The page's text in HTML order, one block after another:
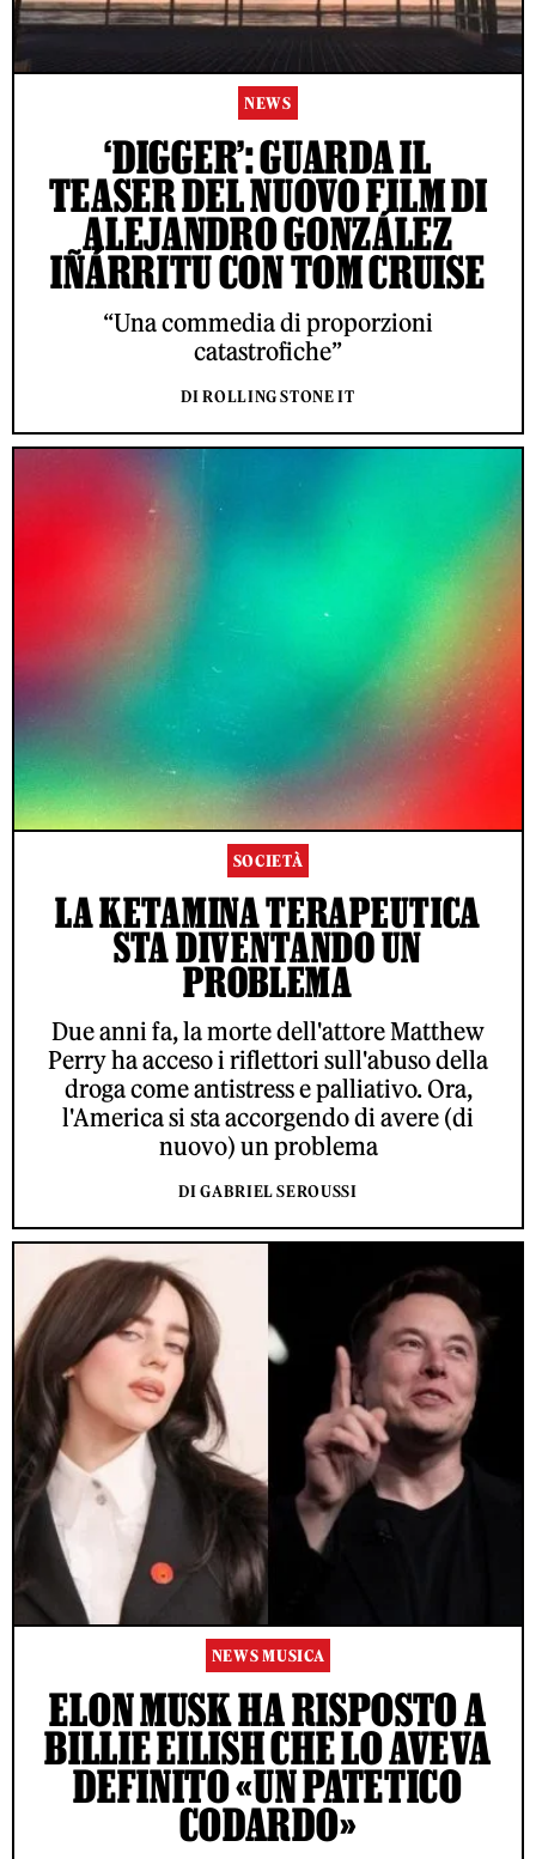
NEWS
‘DIGGER’: GUARDA IL
TEASER DEL NUOVO FILM DI
ALEJANDRO GONZÁLEZ
IÑÁRRITU CON TOM CRUISE
“Una commedia di proporzioni
catastrofiche”
DI ROLLING STONE IT
SOCIETÀ
LA KETAMINA TERAPEUTICA
STA DIVENTANDO UN
PROBLEMA
Due anni fa, la morte dell'attore Matthew
Perry ha acceso i riflettori sull'abuso della
droga come antistress e palliativo. Ora,
l'America si sta accorgendo di avere (di
nuovo) un problema
DI GABRIEL SEROUSSI
NEWS MUSICA
ELON MUSK HA RISPOSTO A
BILLIE EILISH CHE LO AVEVA
DEFINITO «UN PATETICO
CODARDO»